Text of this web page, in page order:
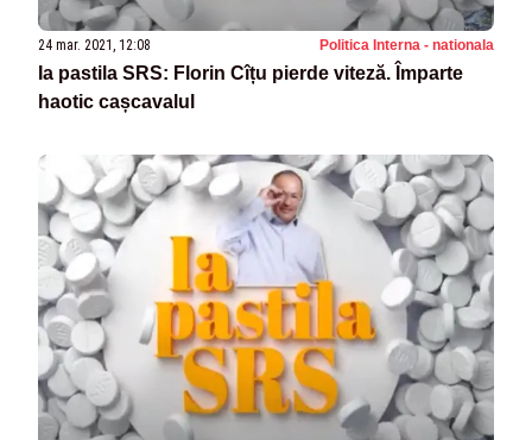
24 mar. 2021, 12:08 Politica Interna - nationala
Ia pastila SRS: Florin Cîțu pierde viteză. Împarte
haotic cașcavalul